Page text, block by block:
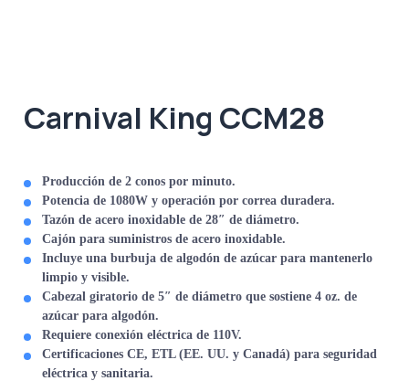
Carnival King CCM28
Producción de 2 conos por minuto.
Potencia de 1080W y operación por correa duradera.
Tazón de acero inoxidable de 28″ de diámetro.
Cajón para suministros de acero inoxidable.
Incluye una burbuja de algodón de azúcar para mantenerlo
limpio y visible.
Cabezal giratorio de 5″ de diámetro que sostiene 4 oz. de
azúcar para algodón.
Requiere conexión eléctrica de 110V.
Certificaciones CE, ETL (EE. UU. y Canadá) para seguridad
eléctrica y sanitaria.